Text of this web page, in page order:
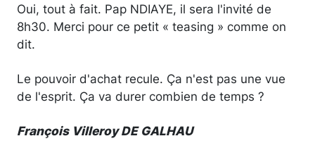
Oui, tout à fait. Pap NDIAYE, il sera l'invité de
8h30. Merci pour ce petit « teasing » comme on
dit.
Le pouvoir d'achat recule. Ça n'est pas une vue
de l'esprit. Ça va durer combien de temps ?
François Villeroy DE GALHAU